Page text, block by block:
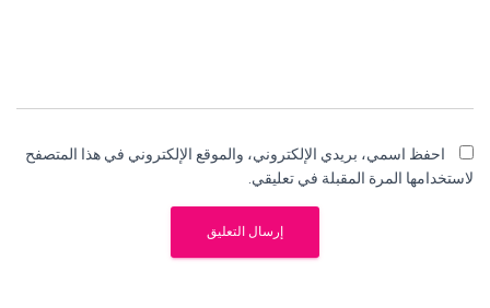
احفظ اسمي، بريدي الإلكتروني، والموقع الإلكتروني في هذا المتصفح
لاستخدامها المرة المقبلة في تعليقي.